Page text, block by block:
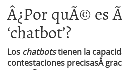
Â¿Por quÃ© es
‘chatbot’?
Los chatbotstienen la
contestaciones precisasÂ